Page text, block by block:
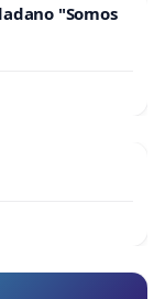
"Somos